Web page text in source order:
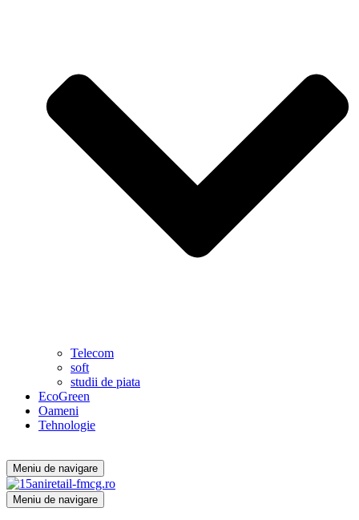
Telecom
soft
studii de piata
EcoGreen
Oameni
Tehnologie
Meniu de navigare
Meniu de navigare